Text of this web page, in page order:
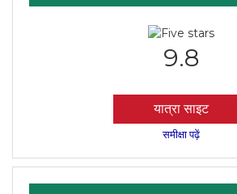
9.8
यात्रा साइट
समीक्षा पढ़ें